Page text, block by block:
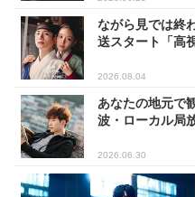
ながら見では終
送スタート「高
2026.08.04
あなたの地元で
波・ローカル局
2026.06.30